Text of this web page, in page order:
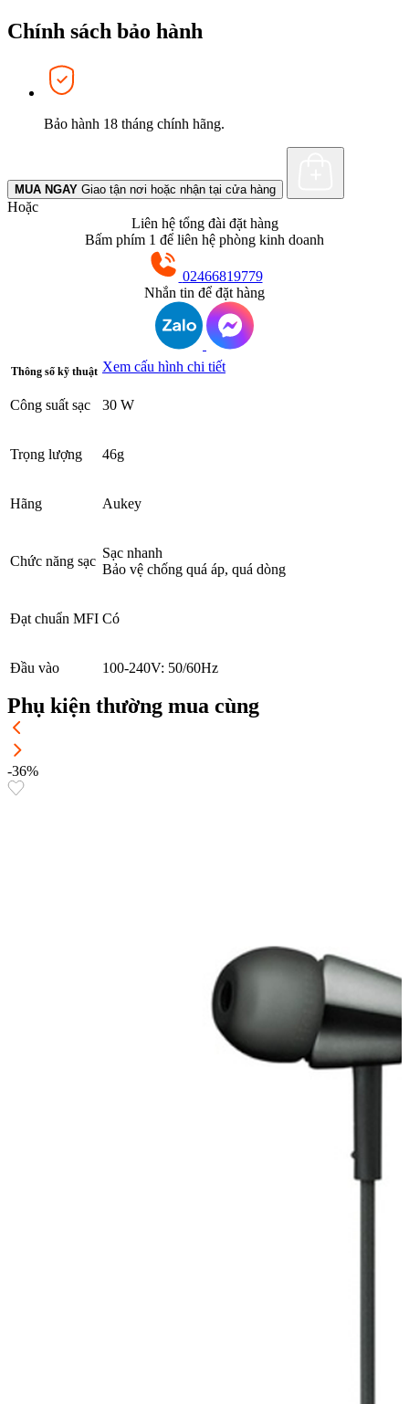
Chính sách bảo hành
Bảo hành 18 tháng chính hãng.
MUA NGAY Giao tận nơi hoặc nhận tại cửa hàng
Hoặc
Liên hệ tổng đài đặt hàng
Bấm phím 1 để liên hệ phòng kinh doanh
02466819779
Nhắn tin để đặt hàng
Thông số kỹ thuật Xem cấu hình chi tiết
Công suất sạc 30 W
Trọng lượng 46g
Hãng Aukey
Chức năng sạc
Sạc nhanh
Bảo vệ chống quá áp, quá dòng
Đạt chuẩn MFI Có
Đầu vào 100-240V: 50/60Hz
Phụ kiện thường mua cùng
-36%